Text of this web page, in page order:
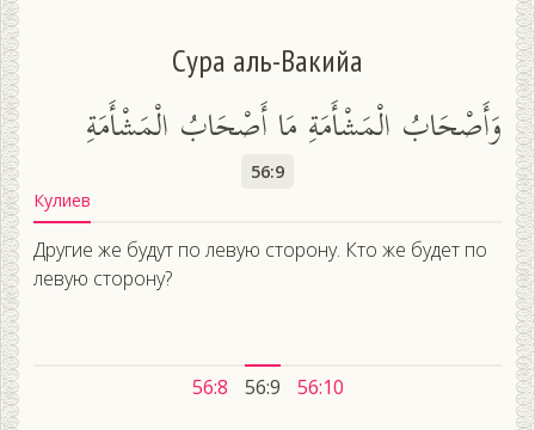
Сура аль-Вакийа
وَأَصْحَابُ الْمَشْأَمَةِ مَا أَصْحَابُ الْمَشْأَمَةِ
56:9
Кулиев
Другие же будут по левую сторону. Кто же будет по
левую сторону?
56:8 56:9 56:10